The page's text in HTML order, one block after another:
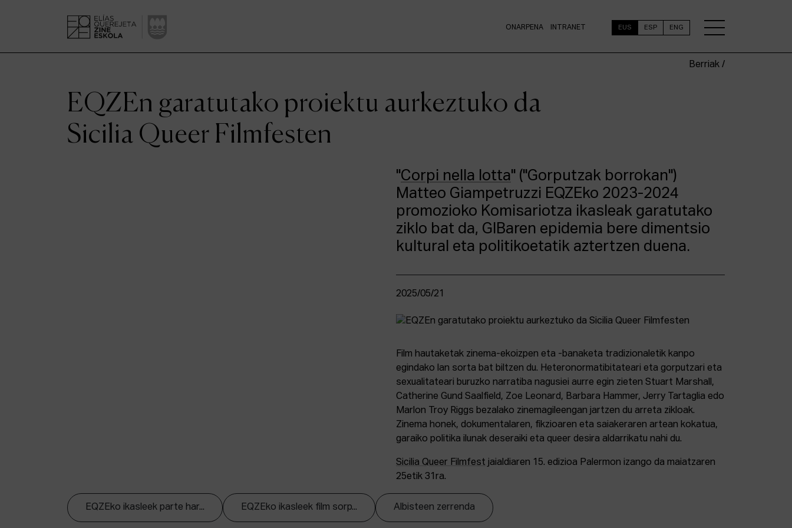
ONARPENA INTRANET EUS ESP ENG
Berriak /
EQZEn garatutako proiektu aurkeztuko da
Sicilia Queer Filmfesten
"Corpi nella lotta" ("Gorputzak borrokan")
Matteo Giampetruzzi EQZEko 2023-2024
promozioko Komisariotza ikasleak garatutako
ziklo bat da, GIBaren epidemia bere dimentsio
kultural eta politikoetatik aztertzen duena.
2025/05/21
Film hautaketak zinema-ekoizpen eta -banaketa tradizionaletik kanpo
egindako lan sorta bat biltzen du. Heteronormatibitateari eta gorputzari eta
sexualitateari buruzko narratiba nagusiei aurre egin zieten Stuart Marshall,
Catherine Gund Saalfield, Zoe Leonard, Barbara Hammer, Jerry Tartaglia edo
Marlon Troy Riggs bezalako zinemagileengan jartzen du arreta zikloak.
Zinema honek, dokumentalaren, fikzioaren eta saiakeraren artean kokatua,
garaiko politika ilunak deseraiki eta queer desira aldarrikatu nahi du.
Sicilia Queer Filmfest jaialdiaren 15. edizioa Palermon izango da maiatzaren
25etik 31ra.
EQZEko ikasleek parte har... EQZEko ikasleek film sorp... Albisteen zerrenda